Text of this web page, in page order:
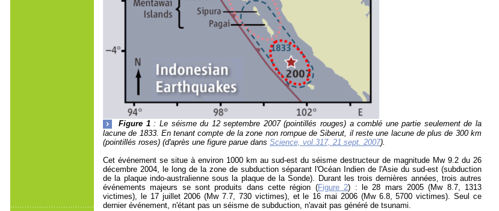
Figure 1: Le séisme du 12 septembre 2007 (pointillés rouges) a comblé une partie seulement de la
lacune de 1833. En tenant compte de la zone non rompue de Siberut, il reste une lacune de plus de 300 km
(pointillés roses) (d'après une figure parue dans Science, vol.317, 21 sept. 2007).
Cet événement se situe à environ 1000 km au sud-est du séisme destructeur de magnitude Mw 9.2 du 26
décembre 2004, le long de la zone de subduction séparant l'Océan Indien de l'Asie du sud-est (subduction
de la plaque indo-australienne sous la plaque de la Sonde). Durant les trois dernières années, trois autres
événements majeurs se sont produits dans cette région (Figure 2) : le 28 mars 2005 (Mw 8.7, 1313
victimes), le 17 juillet 2006 (Mw 7.7, 730 victimes), et le 16 mai 2006 (Mw 6.8, 5700 victimes). Seul ce
dernier événement, n'étant pas un séisme de subduction, n'avait pas généré de tsunami.